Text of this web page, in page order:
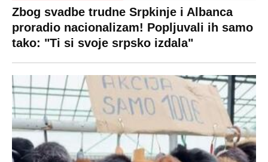
Zbog svadbe trudne Srpkinje i Albanca
proradio nacionalizam! Popljuvali ih samo
tako: "Ti si svoje srpsko izdala"